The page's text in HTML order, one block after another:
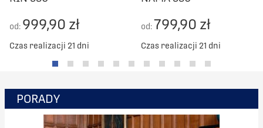
od: 999,90 zł
Czas realizacji 21 dni
od:799,90 zł
Czas realizacji 21 dni
PORADY